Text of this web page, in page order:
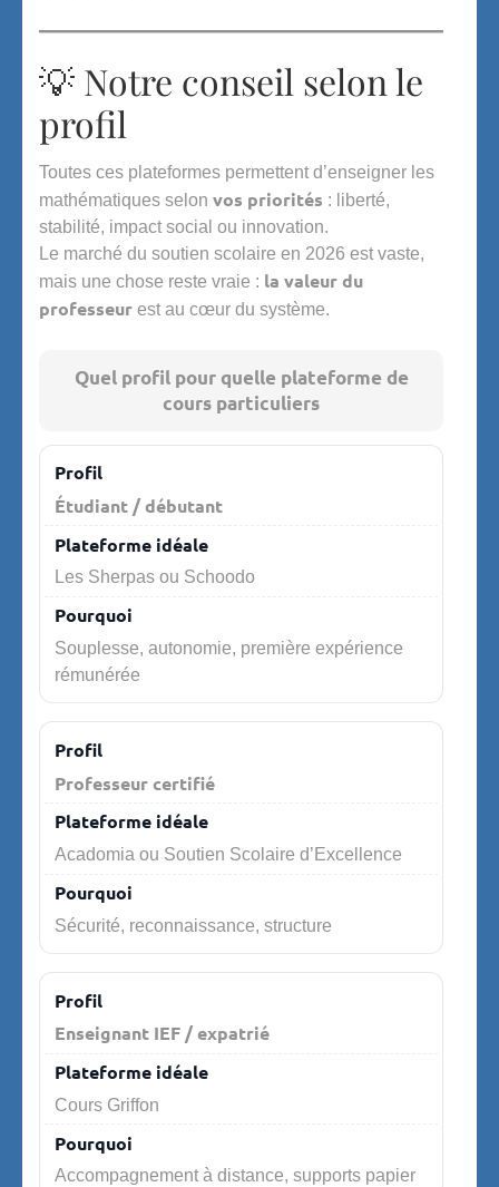
💡 Notre conseil selon le
profil
Toutes ces plateformes permettent d’enseigner les
mathématiques selon vos priorités : liberté,
stabilité, impact social ou innovation.
Le marché du soutien scolaire en 2026 est vaste,
mais une chose reste vraie : la valeur du
professeur est au cœur du système.
Quel profil pour quelle plateforme de
cours particuliers
Quel profil pour quelle plateforme de cours particuliers
Étudiant / débutant
Les Sherpas ou Schoodo
Souplesse, autonomie, première expérience
rémunérée
Professeur certifié
Acadomia ou Soutien Scolaire d’Excellence
Sécurité, reconnaissance, structure
Enseignant IEF / expatrié
Cours Griffon
Accompagnement à distance, supports papier